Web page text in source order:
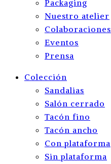
Packaging
Nuestro atelier
Colaboraciones
Eventos
Prensa
Colección
Sandalias
Salón cerrado
Tacón fino
Tacón ancho
Con plataforma
Sin plataforma